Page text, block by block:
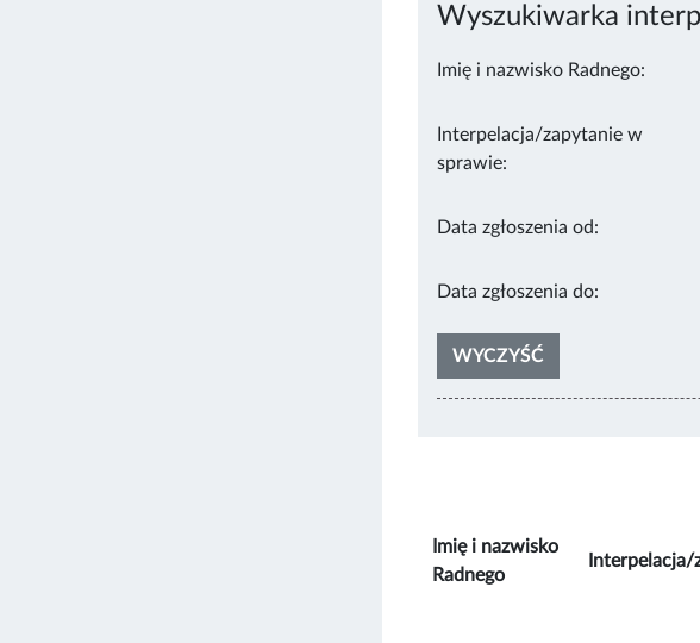
Wyszukiwarka
Imię i nazwisko Radnego:
Interpelacja/zapytanie w
sprawie:
Data zgłoszenia od:
Data zgłoszenia do:
Imię i nazwisko
Radnego